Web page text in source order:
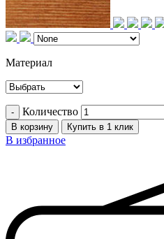
Материал
Количество
В корзину Купить в 1 клик
В избранное